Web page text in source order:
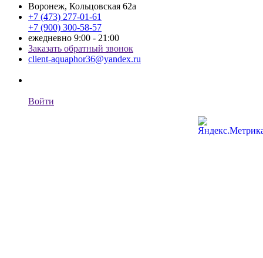
Воронеж, Кольцовская 62а
+7 (473) 277-01-61
+7 (900) 300-58-57
ежедневно 9:00 - 21:00
Заказать обратный звонок
client-aquaphor36@yandex.ru
Войти